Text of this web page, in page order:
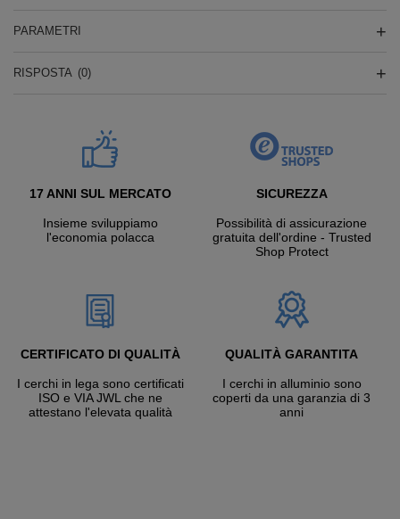
PARAMETRI
RISPOSTA (0)
17 ANNI SUL MERCATO
Insieme sviluppiamo
l'economia polacca
SICUREZZA
Possibilità di assicurazione
gratuita dell'ordine - Trusted
Shop Protect
CERTIFICATO DI QUALITÀ
I cerchi in lega sono certificati
ISO e VIA JWL che ne
attestano l'elevata qualità
QUALITÀ GARANTITA
I cerchi in alluminio sono
coperti da una garanzia di 3
anni